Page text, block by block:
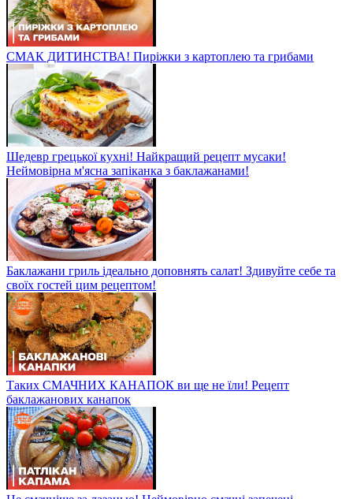
СМАК ДИТИНСТВА! Пиріжки з картоплею та грибами
Шедевр грецької кухні! Найкращий рецепт мусаки!
Неймовірна м'ясна запіканка з баклажанами!
Баклажани гриль ідеально доповнять салат! Здивуйте себе та
своїх гостей цим рецептом!
Таких СМАЧНИХ КАНАПОК ви ще не їли! Рецепт
баклажанових канапок